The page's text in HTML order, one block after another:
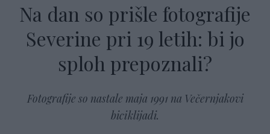
Na dan so prišle fotografije
Severine pri 19 letih: bi jo
sploh prepoznali?
Fotografije so nastale maja 1991 na Večernjakovi
biciklijadi.